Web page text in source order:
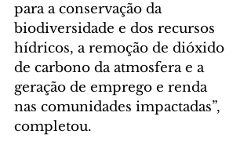
para a conservação da
biodiversidade e dos recursos
hídricos, a remoção de dióxido
de carbono da atmosfera e a
geração de emprego e renda
nas comunidades impactadas”,
completou.